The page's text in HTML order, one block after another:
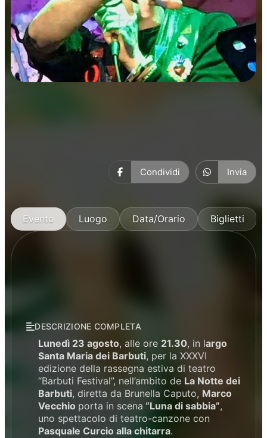
Condividi Invia
Evento Luogo Data/Orario Biglietti
DESCRIZIONE COMPLETA
Lunedì 23 agosto, alle ore 21.30, in largo
Santa Maria dei Barbuti, per la XXXVI
edizione della rassegna estiva di teatro
“Barbuti Festival”, nell’ambito de La Notte dei
Barbuti, diretta da Brunella Caputo, Marco
Vecchio porta in scena “Luna di sabbia”,
uno spettacolo di teatro-canzone con
Pasquale Curcio alla chitarra.